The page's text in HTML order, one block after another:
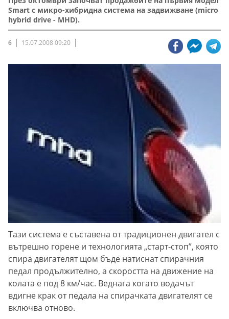
Smart с микро-хибридна система на задвижване (micro
hybrid drive - MHD).
6 15.07.2008 09:20
Тази система е съставена от традиционен двигател с
вътрешно горене и технологията „старт-стоп”, която
спира двигателят щом бъде натиснат спирачния
педал продължително, а скоростта на движение на
колата е под 8 км/час. Веднага когато водачът
вдигне крак от педала на спирачката двигателят се
включва отново.